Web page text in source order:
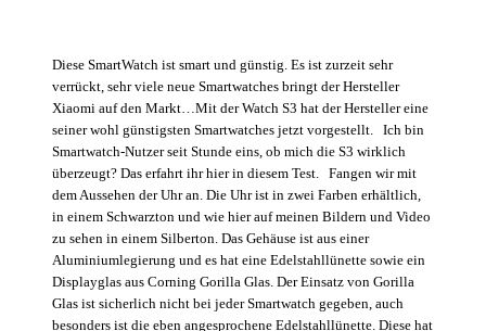
Diese SmartWatch ist smart und günstig. Es ist zurzeit sehr
verrückt, sehr viele neue Smartwatches bringt der Hersteller
Xiaomi auf den Markt…Mit der Watch S3 hat der Hersteller eine
seiner wohl günstigsten Smartwatches jetzt vorgestellt. Ich bin
Smartwatch-Nutzer seit Stunde eins, ob mich die S3 wirklich
überzeugt? Das erfahrt ihr hier in diesem Test. Fangen wir mit
dem Aussehen der Uhr an. Die Uhr ist in zwei Farben erhältlich,
in einem Schwarzton und wie hier auf meinen Bildern und Video
zu sehen in einem Silberton. Das Gehäuse ist aus einer
Aluminiumlegierung und es hat eine Edelstahllünette sowie ein
Displayglas aus Corning Gorilla Glas. Der Einsatz von Gorilla
Glas ist sicherlich nicht bei jeder Smartwatch gegeben, auch
besonders ist die eben angesprochene Edelstahllünette. Diese hat